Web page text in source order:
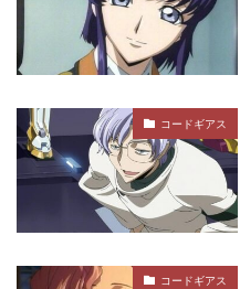
コードギアス
コードギアス